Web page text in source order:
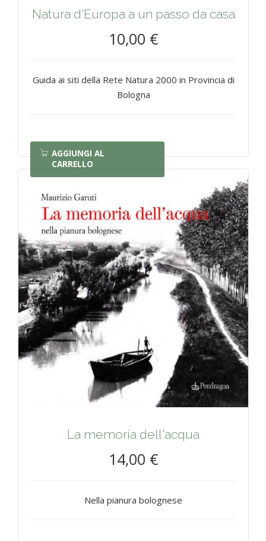
Natura d'Europa a un passo da casa
10,00 €
Guida ai siti della Rete Natura 2000 in Provincia di
Bologna
AGGIUNGI AL
CARRELLO
La memoria dell'acqua
14,00 €
Nella pianura bolognese